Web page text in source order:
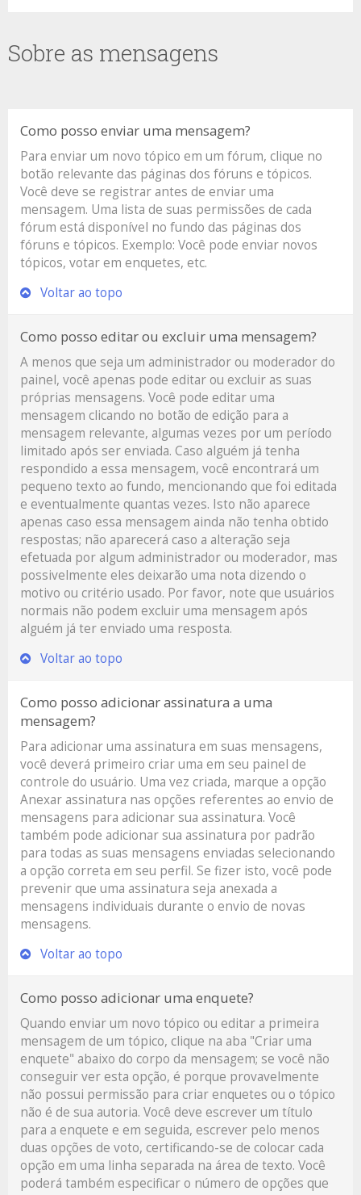
Sobre as mensagens
Como posso enviar uma mensagem?
Para enviar um novo tópico em um fórum, clique no
botão relevante das páginas dos fóruns e tópicos.
Você deve se registrar antes de enviar uma
mensagem. Uma lista de suas permissões de cada
fórum está disponível no fundo das páginas dos
fóruns e tópicos. Exemplo: Você pode enviar novos
tópicos, votar em enquetes, etc.
Voltar ao topo
Como posso editar ou excluir uma mensagem?
A menos que seja um administrador ou moderador do
painel, você apenas pode editar ou excluir as suas
próprias mensagens. Você pode editar uma
mensagem clicando no botão de edição para a
mensagem relevante, algumas vezes por um período
limitado após ser enviada. Caso alguém já tenha
respondido a essa mensagem, você encontrará um
pequeno texto ao fundo, mencionando que foi editada
e eventualmente quantas vezes. Isto não aparece
apenas caso essa mensagem ainda não tenha obtido
respostas; não aparecerá caso a alteração seja
efetuada por algum administrador ou moderador, mas
possivelmente eles deixarão uma nota dizendo o
motivo ou critério usado. Por favor, note que usuários
normais não podem excluir uma mensagem após
alguém já ter enviado uma resposta.
Voltar ao topo
Como posso adicionar assinatura a uma
mensagem?
Para adicionar uma assinatura em suas mensagens,
você deverá primeiro criar uma em seu painel de
controle do usuário. Uma vez criada, marque a opção
Anexar assinatura nas opções referentes ao envio de
mensagens para adicionar sua assinatura. Você
também pode adicionar sua assinatura por padrão
para todas as suas mensagens enviadas selecionando
a opção correta em seu perfil. Se fizer isto, você pode
prevenir que uma assinatura seja anexada a
mensagens individuais durante o envio de novas
mensagens.
Voltar ao topo
Como posso adicionar uma enquete?
Quando enviar um novo tópico ou editar a primeira
mensagem de um tópico, clique na aba "Criar uma
enquete" abaixo do corpo da mensagem; se você não
conseguir ver esta opção, é porque provavelmente
não possui permissão para criar enquetes ou o tópico
não é de sua autoria. Você deve escrever um título
para a enquete e em seguida, escrever pelo menos
duas opções de voto, certificando-se de colocar cada
opção em uma linha separada na área de texto. Você
poderá também especificar o número de opções que